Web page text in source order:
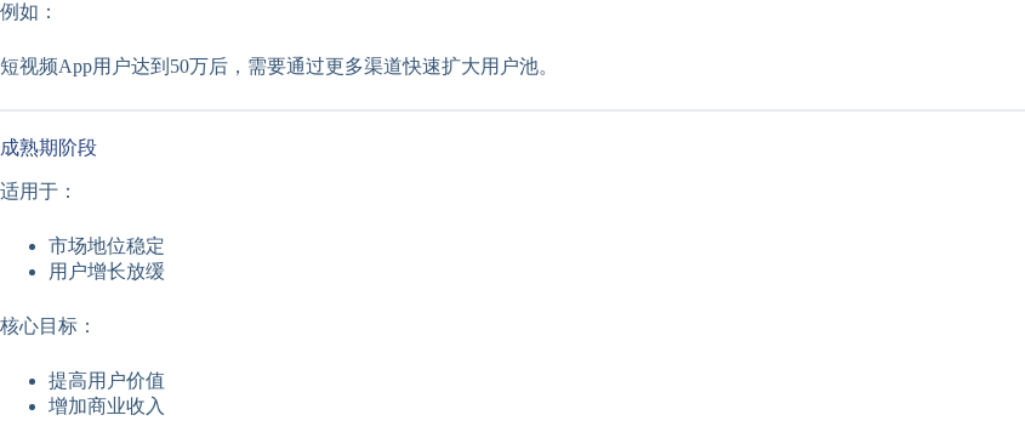
例如：
短视频App用户达到50万后，需要通过更多渠道快速扩大用户池。
成熟期阶段
适用于：
市场地位稳定
用户增长放缓
核心目标：
提高用户价值
增加商业收入